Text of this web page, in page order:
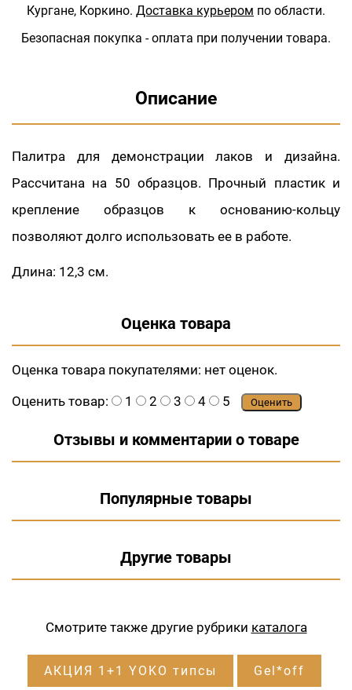
Кургане, Коркино. Доставка курьером по области.
Безопасная покупка - оплата при получении товара.
Описание
Палитра для демонстрации лаков и дизайна.
Рассчитана на 50 образцов. Прочный пластик и
крепление образцов к основанию-кольцу
позволяют долго использовать ее в работе.
Длина: 12,3 см.
Оценка товара
Оценка товара покупателями: нет оценок.
Оценить товар:
1 2 3 4 5 Оценить
Отзывы и комментарии о товаре
Популярные товары
Другие товары
Смотрите также другие рубрики каталога
АКЦИЯ 1+1 YOKO типсы Gel*off